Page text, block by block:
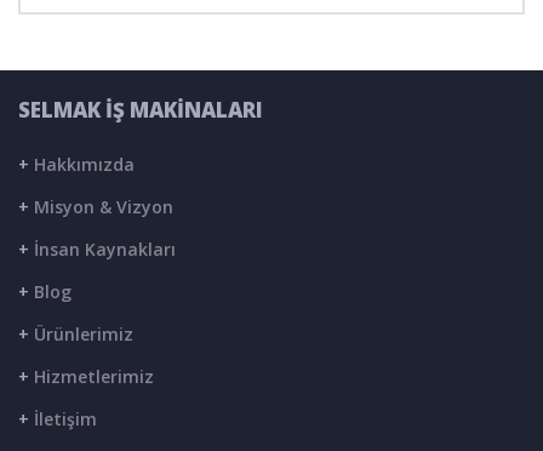
SELMAK İŞ MAKİNALARI
+ Hakkımızda
+ Misyon & Vizyon
+ İnsan Kaynakları
+ Blog
+ Ürünlerimiz
+ Hizmetlerimiz
+ İletişim